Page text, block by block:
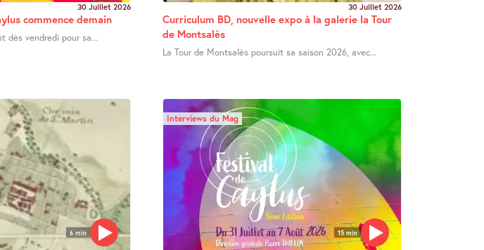
30 Juillet 2026
commence demain
dès vendredi pour sa...
30 Juillet 2026
Curriculum BD, nouvelle expo à la galerie la Tour
de Montsalès
La Tour de Montsalès poursuit sa saison 2026, avec...
6 min 15 min
Interviews du Mag